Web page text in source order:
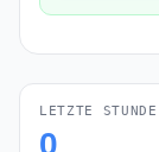
LETZTE STUNDE
0